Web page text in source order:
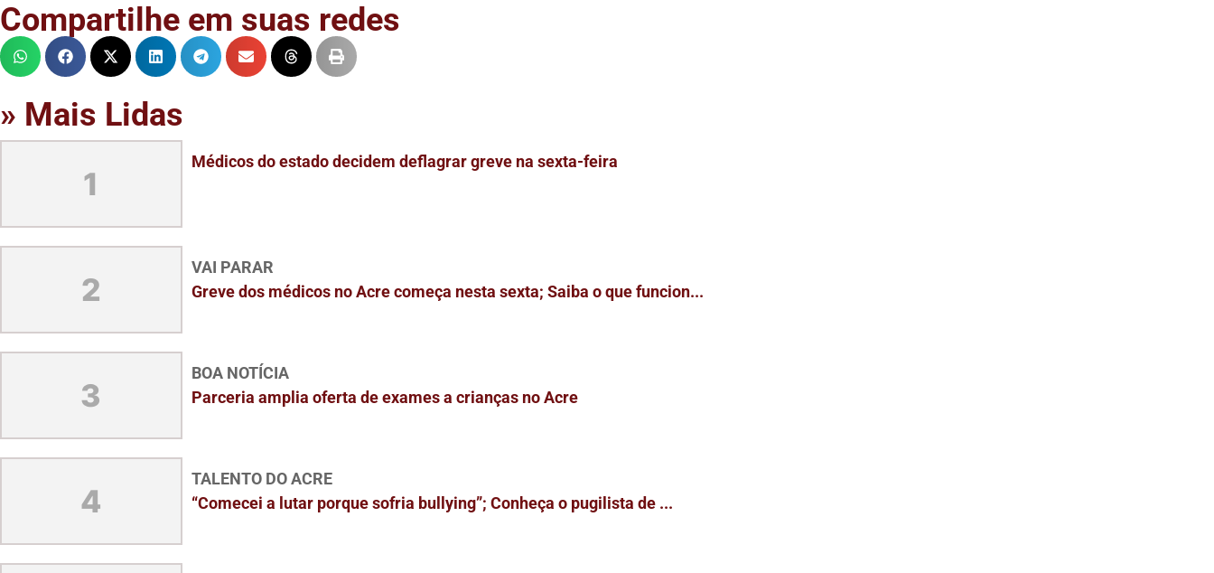
Compartilhe em suas redes
» Mais Lidas
1
Médicos do estado decidem deflagrar greve na sexta-feira
2
VAI PARAR
Greve dos médicos no Acre começa nesta sexta; Saiba o que funcion...
3
BOA NOTÍCIA
Parceria amplia oferta de exames a crianças no Acre
4
TALENTO DO ACRE
“Comecei a lutar porque sofria bullying”; Conheça o pugilista de ...